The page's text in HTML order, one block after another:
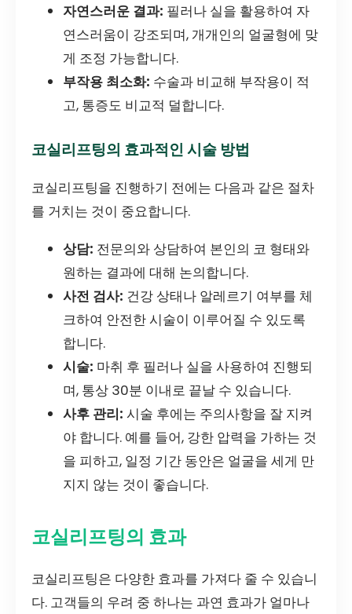
자연스러운 결과: 필러나 실을 활용하여 자
연스러움이 강조되며, 개개인의 얼굴형에 맞
게 조정 가능합니다.
부작용 최소화: 수술과 비교해 부작용이 적
고, 통증도 비교적 덜합니다.
코실리프팅의 효과적인 시술 방법
코실리프팅을 진행하기 전에는 다음과 같은 절차
를 거치는 것이 중요합니다.
상담: 전문의와 상담하여 본인의 코 형태와
원하는 결과에 대해 논의합니다.
사전 검사: 건강 상태나 알레르기 여부를 체
크하여 안전한 시술이 이루어질 수 있도록
합니다.
시술: 마취 후 필러나 실을 사용하여 진행되
며, 통상 30분 이내로 끝날 수 있습니다.
사후 관리: 시술 후에는 주의사항을 잘 지켜
야 합니다. 예를 들어, 강한 압력을 가하는 것
을 피하고, 일정 기간 동안은 얼굴을 세게 만
지지 않는 것이 좋습니다.
코실리프팅의 효과
코실리프팅은 다양한 효과를 가져다 줄 수 있습니
다. 고객들의 우려 중 하나는 과연 효과가 얼마나